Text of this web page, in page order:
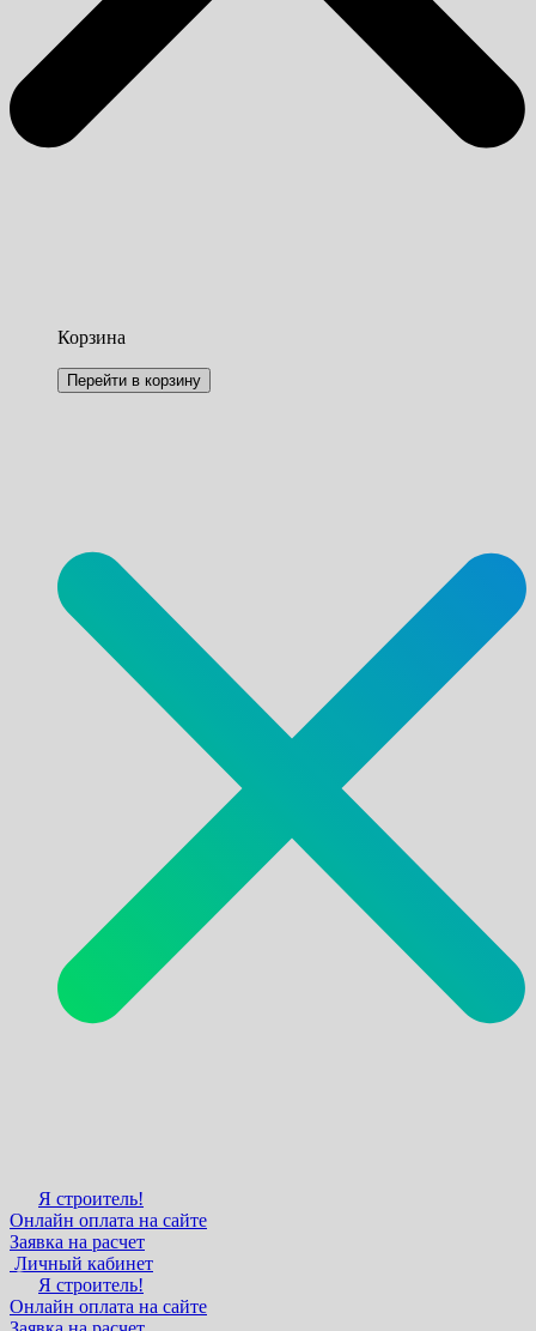
Корзина
Перейти в корзину
Я строитель!
Онлайн оплата на сайте
Заявка на расчет
Личный кабинет
Я строитель!
Онлайн оплата на сайте